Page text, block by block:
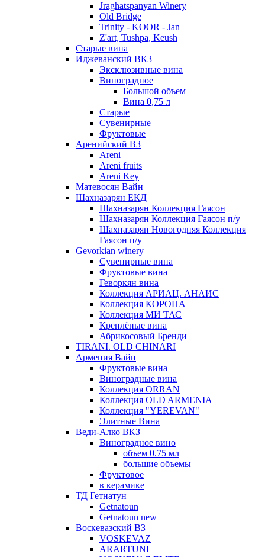
Jraghatspanyan Winery
Old Bridge
Trinity - KOOR - Jan
Z'art, Tushpa, Keush
Старые вина
Иджеванский ВК3
Эксклюзивные вина
Виноградное
Большой объем
Вина 0,75 л
Старые
Сувенирные
Фруктовые
Аренийский ВЗ
Areni
Areni fruits
Areni Key
Матевосян Вайн
Шахназарян ЕКД
Шахназарян Коллекция Гаясон
Шахназарян Коллекция Гаясон п/у
Шахназарян Новогодняя Коллекция
Гаясон п/у
Gevorkian winery
Сувенирные вина
Фруктовые вина
Геворкян вина
Коллекция АРИАЦ. АНАИС
Коллекция КОРОНА
Коллекция МИ ТАС
Креплёные вина
Абрикосовый Бренди
TIRANI. OLD CHINARI
Армения Вайн
Фруктовые вина
Виноградные вина
Коллекция ORRAN
Коллекция OLD ARMENIA
Коллекция "YEREVAN"
Элитные Вина
Веди-Алко ВКЗ
Виноградное вино
объем 0.75 мл
большие объемы
Фруктовое
в керамике
ТД Гетнатун
Getnatoun
Getnatoun new
Воскевазский ВЗ
VOSKEVAZ
ARARTUNI